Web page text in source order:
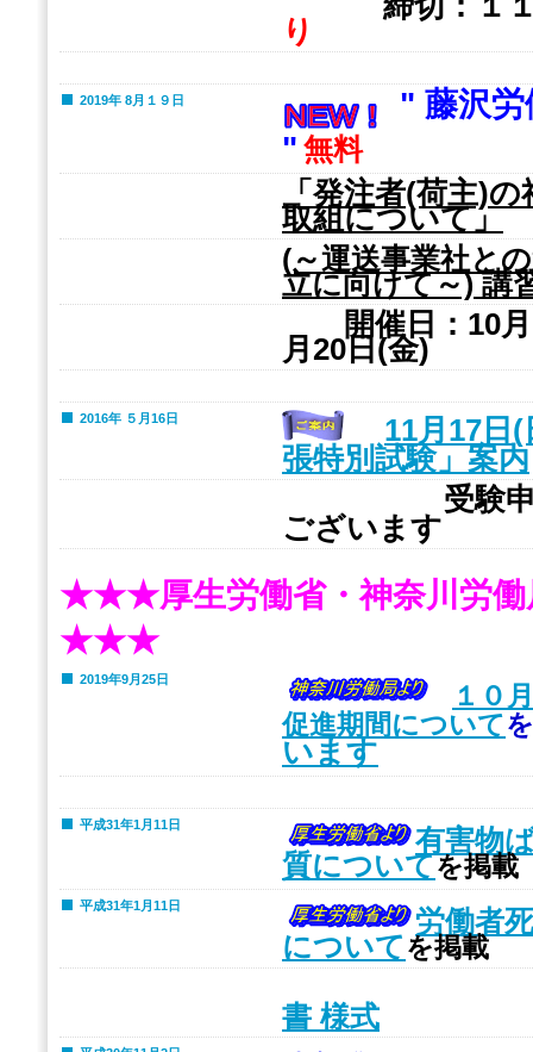
り
2019年 8月１９日
" 藤沢労
" 無料
「発注者(荷主)
取組について」
(～運送事業社と
立に向けて～)講
開催日：10月
月20日(金)
2016年 ５月16日
11月17日
張特別試験」案内
受験
ございます
★★★厚生労働省・神奈川労働
★★★
2019年9月25日
１０
促進期間について
います
平成31年1月11日 有害物
質についてを掲載
平成31年1月11日 労働者
についてを掲載
書 様式